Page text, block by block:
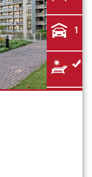
1